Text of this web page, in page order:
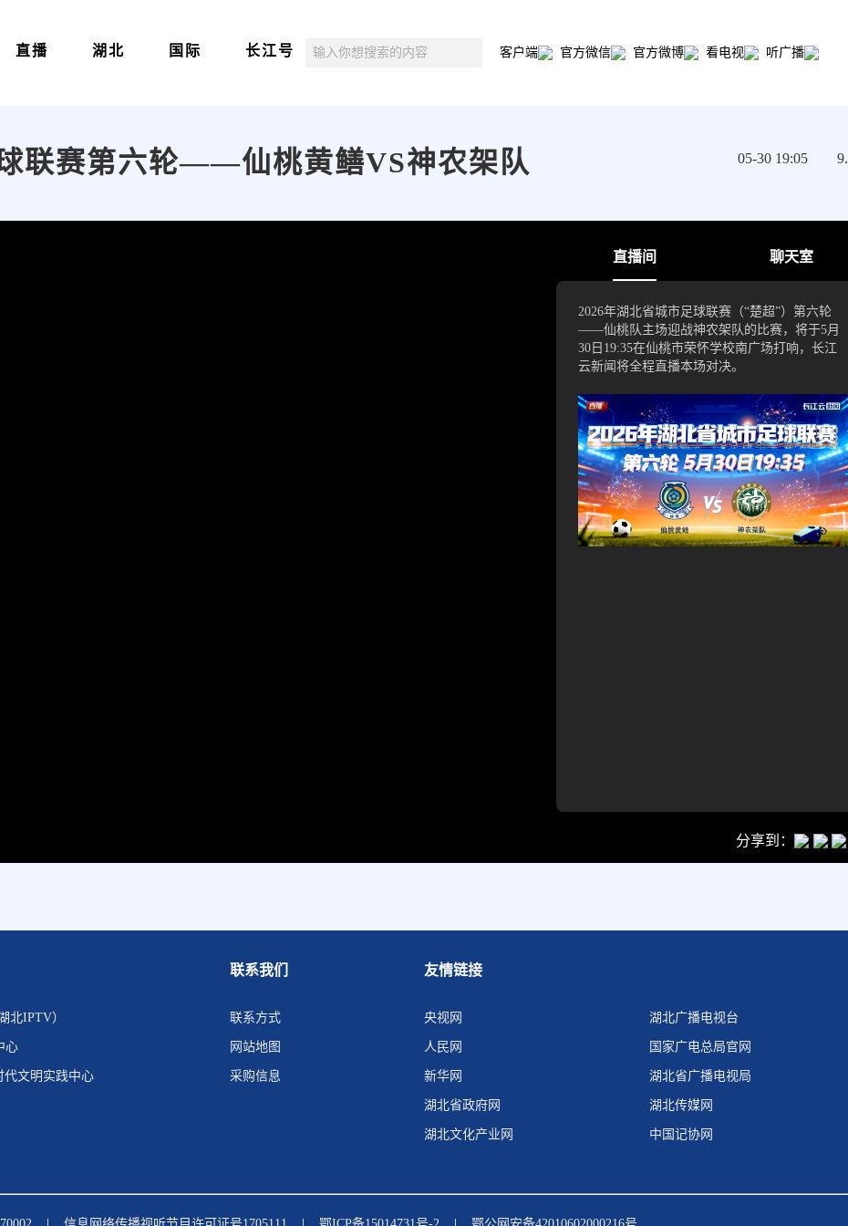
直播 湖北 国际 长江号 客户端 官方微信 官方微博 看电视 听广播
联赛第六轮——仙桃黄鳝VS神农架队 05-30 19:05
直播间 聊天室
2026年湖北省城市足球联赛（“楚超”）第六轮
——仙桃队主场迎战神农架队的比赛，将于5月
30日19:35在仙桃市荣怀学校南广场打响，长江
云新闻将全程直播本场对决。
分享到：
北IPTV）
心
代文明实践中心
联系我们
联系方式
网站地图
采购信息
友情链接
央视网
人民网
新华网
湖北省政府网
湖北文化产业网
湖北广播电视台
国家广电总局官网
湖北省广播电视局
湖北传媒网
中国记协网